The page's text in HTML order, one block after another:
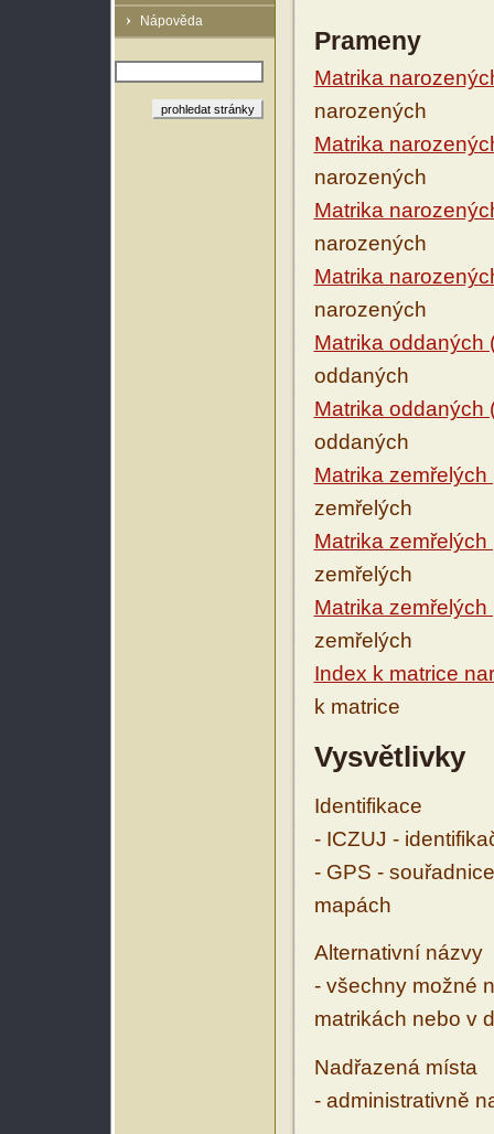
Nápověda
Prameny
Matrika
narozených
Matrika
narozených
Matrika
narozených
Matrika
narozených
Matrika oddaných
oddaných
Matrika oddaných
oddaných
Matrika
zemřelých
Matrika
zemřelých
Matrika
zemřelých
Index k matrice
k matrice
Vysvětlivky
Identifikace
- ICZUJ -
- GPS -
mapách
Alternativní názvy
- všechny možné
matrikách nebo v
Nadřazená místa
- administrativně